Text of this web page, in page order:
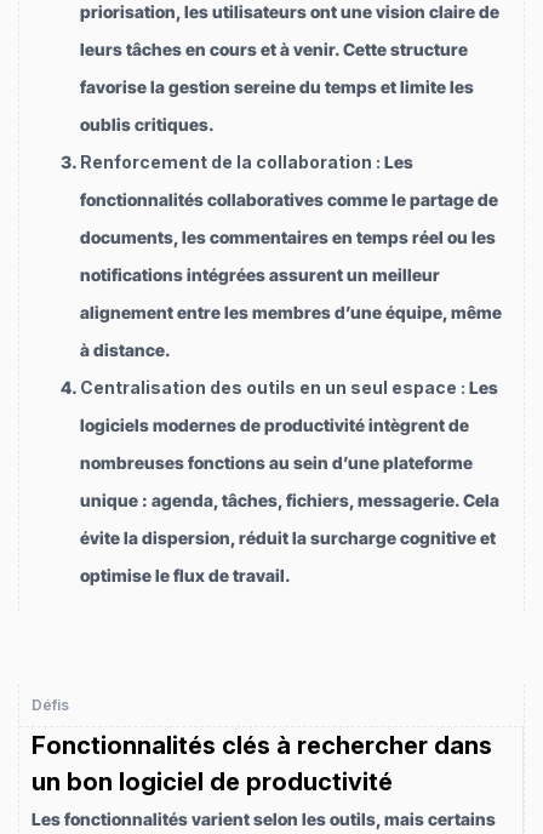
priorisation, les utilisateurs ont une vision claire de
leurs tâches en cours et à venir. Cette structure
favorise la gestion sereine du temps et limite les
oublis critiques.
Renforcement de la collaboration : Les
fonctionnalités collaboratives comme le partage de
documents, les commentaires en temps réel ou les
notifications intégrées assurent un meilleur
alignement entre les membres d’une équipe, même
à distance.
Centralisation des outils en un seul espace : Les
logiciels modernes de productivité intègrent de
nombreuses fonctions au sein d’une plateforme
unique : agenda, tâches, fichiers, messagerie. Cela
évite la dispersion, réduit la surcharge cognitive et
optimise le flux de travail.
Défis
Fonctionnalités clés à rechercher dans
un bon logiciel de productivité
Les fonctionnalités varient selon les outils, mais certains